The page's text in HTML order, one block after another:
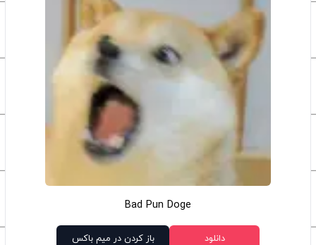
Bad Pun Doge
دانلود باز کردن در میم باکس